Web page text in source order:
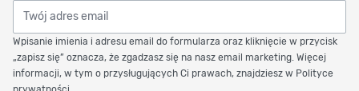
Twój adres email
Wpisanie imienia i adresu email do formularza oraz kliknięcie w przycisk
„zapisz się” oznacza, że zgadzasz się na nasz email marketing. Więcej
informacji, w tym o przysługujących Ci prawach, znajdziesz w Polityce